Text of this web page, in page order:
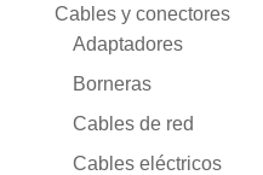
Cables y conectores
Adaptadores
Borneras
Cables de red
Cables eléctricos